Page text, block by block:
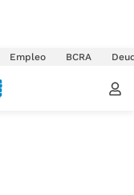
Empleo BCRA